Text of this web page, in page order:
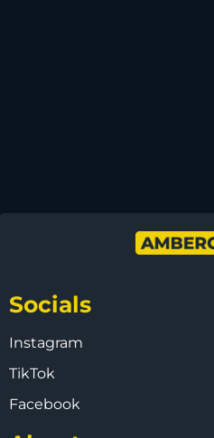
Socials
Instagram
TikTok
Facebook